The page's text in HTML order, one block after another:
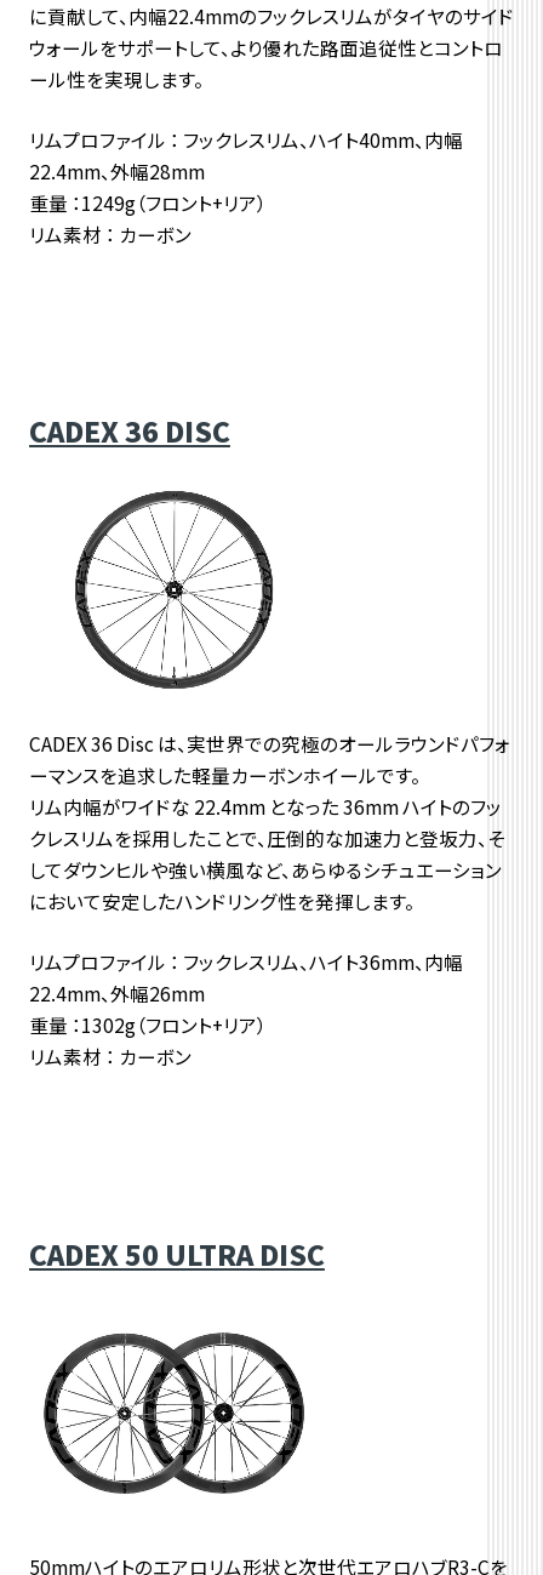
に貢献して、内幅22.4mmのフックレスリムがタイヤのサイド
ウォールをサポートして、より優れた路面追従性とコントロ
ール性を実現します。
リムプロファイル ： フックレスリム、ハイト40mm、内幅
22.4mm、外幅28mm
重量 ：1249g（フロント+リア）
リム素材 ： カーボン
CADEX 36 DISC
CADEX 36 Disc は、実世界での究極のオールラウンドパフォ
ーマンスを追求した軽量カーボンホイールです。
リム内幅がワイドな 22.4mm となった 36mm ハイトのフッ
クレスリムを採用したことで、圧倒的な加速力と登坂力、そ
してダウンヒルや強い横風など、あらゆるシチュエーション
において安定したハンドリング性を発揮します。
リムプロファイル ： フックレスリム、ハイト36mm、内幅
22.4mm、外幅26mm
重量 ：1302g（フロント+リア）
リム素材 ： カーボン
CADEX 50 ULTRA DISC
50mmハイトのエアロリム形状と次世代エアロハブR3-Cを